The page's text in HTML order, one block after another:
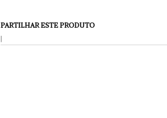
PARTILHAR ESTE PRODUTO
|